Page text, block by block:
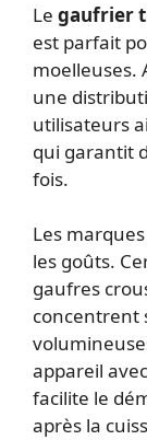
Le gaufrier
est parfait
moelleuses.
une
utilisateurs
qui garantit
fois.
Les
les goûts.
gaufres
concentrent
appareil
facilite le
après la